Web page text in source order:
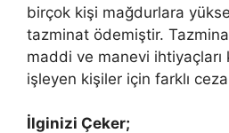
birçok kişi mağdurlara
tazminat ödemiştir.
maddi ve manevi ihtiyaçları
işleyen kişiler için farklı
İlginizi Çeker;